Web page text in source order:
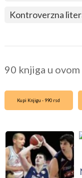
Kontroverzna
90 knjiga u ovom
Kupi Knjigu - 990 rsd